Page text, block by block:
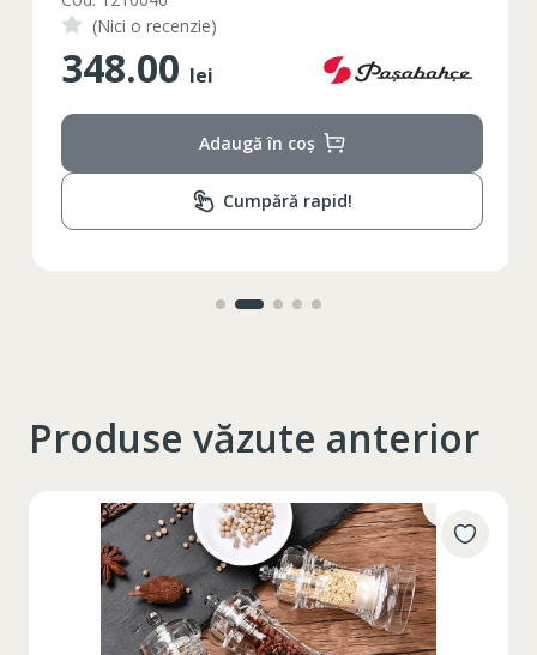
2XL 3XL
Inaltime 164-170
Circumferinta pieptului 86-96
(Nici o recenzie)
348.00 lei
Adaugă în coș
Cumpără rapid!
Produse văzute anterior